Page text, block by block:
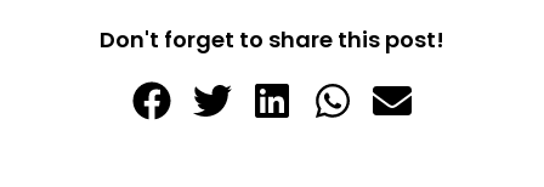
Don't forget to share this post!